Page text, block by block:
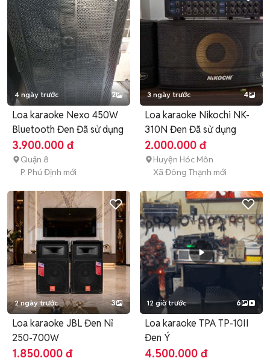
4 ngày trước 2
Loa karaoke Nexo 450W
Bluetooth Đen Đã sử dụng
3.900.000 đ
Quận 8
P. Phú Định mới
3 ngày trước 4
Loa karaoke Nikochi NK-
310N Đen Đã sử dụng
2.000.000 đ
Huyện Hóc Môn
Xã Đông Thạnh mới
2 ngày trước 3
Loa karaoke JBL Đen Nỉ
250-700W
1.850.000 đ
12 giờ trước 6
Loa karaoke TPA TP-10II
Đen Ý
4.500.000 đ